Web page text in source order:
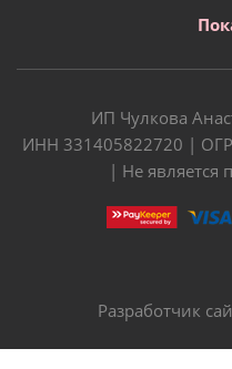
ИП Чулкова
ИНН 331405822720 |
| Не является
Разработчик